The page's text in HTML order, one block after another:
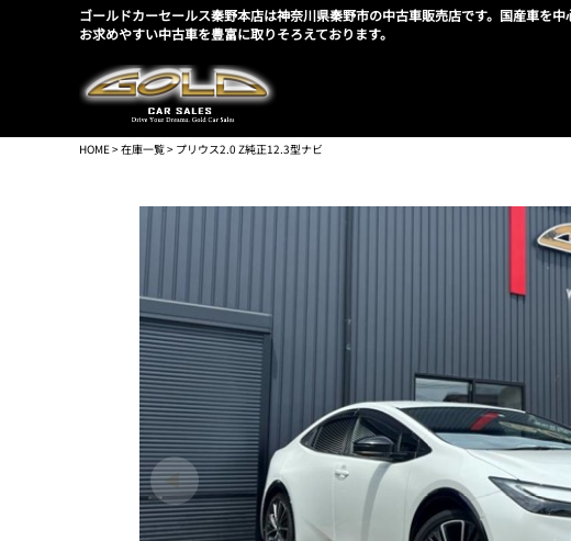
ゴールドカーセールス秦野本店は神奈川県秦野市の中古車販売店です。国産車を中
お求めやすい中古車を豊富に取りそろえております。
HOME>在庫一覧> プリウス2.0 Z純正12.3型ナビ